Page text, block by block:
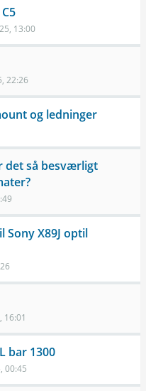
13:00
22:26
og ledninger
det så besværligt
Sony X89J optil
16:01
bar 1300
00:45